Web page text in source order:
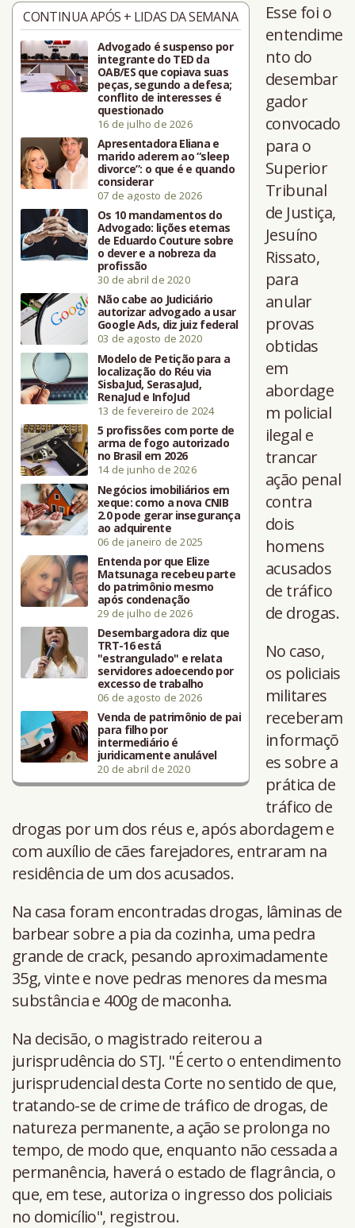
CONTINUA APÓS + LIDAS DA SEMANA
Advogado é suspenso por
integrante do TED da
OAB/ES que copiava suas
peças, segundo a defesa;
conflito de interesses é
questionado
16 de julho de 2026
Apresentadora Eliana e
marido aderem ao “sleep
divorce”: o que é e quando
considerar
07 de agosto de 2026
Os 10 mandamentos do
Advogado: lições eternas
de Eduardo Couture sobre
o dever e a nobreza da
profissão
30 de abril de 2020
Não cabe ao Judiciário
autorizar advogado a usar
Google Ads, diz juiz federal
03 de agosto de 2020
Modelo de Petição para a
localização do Réu via
SisbaJud, SerasaJud,
RenaJud e InfoJud
13 de fevereiro de 2024
5 profissões com porte de
arma de fogo autorizado
no Brasil em 2026
14 de junho de 2026
Negócios imobiliários em
xeque: como a nova CNIB
2.0 pode gerar insegurança
ao adquirente
06 de janeiro de 2025
Entenda por que Elize
Matsunaga recebeu parte
do patrimônio mesmo
após condenação
29 de julho de 2026
Desembargadora diz que
TRT-16 está
"estrangulado" e relata
servidores adoecendo por
excesso de trabalho
06 de agosto de 2026
Venda de patrimônio de pai
para filho por
intermediário é
juridicamente anulável
20 de abril de 2020
Esse foi o
entendime
nto do
desembar
gador
convocado
para o
Superior
Tribunal
de Justiça,
Jesuíno
Rissato,
para
anular
provas
obtidas
em
abordage
m policial
ilegal e
trancar
ação penal
contra
dois
homens
acusados
de tráfico
de drogas.
No caso,
os policiais
militares
receberam
informaçõ
es sobre a
prática de
tráfico de
drogas por um dos réus e, após abordagem e
com auxílio de cães farejadores, entraram na
residência de um dos acusados.
Na casa foram encontradas drogas, lâminas de
barbear sobre a pia da cozinha, uma pedra
grande de crack, pesando aproximadamente
35g, vinte e nove pedras menores da mesma
substância e 400g de maconha.
Na decisão, o magistrado reiterou a
jurisprudência do STJ. "É certo o entendimento
jurisprudencial desta Corte no sentido de que,
tratando-se de crime de tráfico de drogas, de
natureza permanente, a ação se prolonga no
tempo, de modo que, enquanto não cessada a
permanência, haverá o estado de flagrância, o
que, em tese, autoriza o ingresso dos policiais
no domicílio", registrou.